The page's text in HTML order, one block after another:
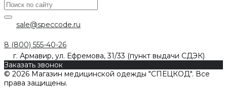
sale@speccode.ru
8 (800) 555-40-26
г. Армавир, ул. Ефремова, 31/33 (пункт выдачи СДЭК)
Заказать звонок
© 2026 Магазин медицинской одежды "СПЕЦКОД". Все
права защищены.